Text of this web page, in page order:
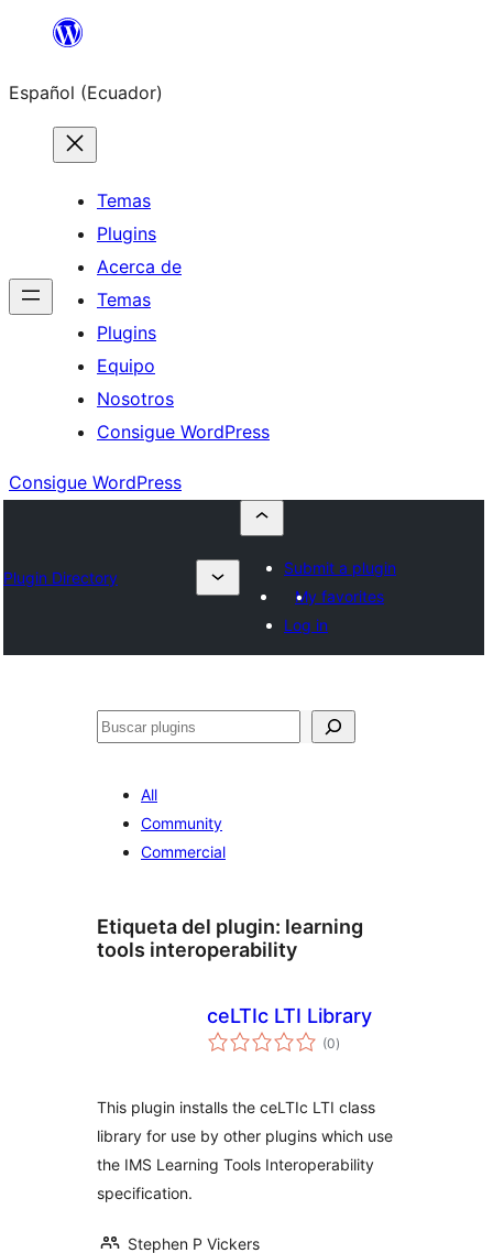
Saltar
contenido
Español (Ecuador)
Temas
Plugins
Acerca de
Temas
Plugins
Equipo
Nosotros
Consigue WordPress
Consigue WordPress
Plugin Directory
Submit a plugin
My favorites
Log in
Buscar
All
Community
Commercial
Etiqueta del plugin: learning
tools interoperability
ceLTIc LTI Library
(0total
de
)
This plugin installs the ceLTIc LTI class
library for use by other plugins which use
the IMS Learning Tools Interoperability
specification.
Stephen P Vickers